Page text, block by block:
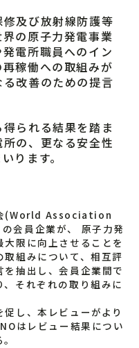
及び放射線防護等
の原子力発電事業
電所職員へのイン
稼働への取組みが
改善のための提言
られる結果を踏ま
の、更なる安全性
ります。
(World Association
会員企業が、 原子力発
限に向上させることを
組みについて、相互評
抽出し、会員企業間で
それぞれの取り組みに
し、本レビューがより
はレビュー結果につい